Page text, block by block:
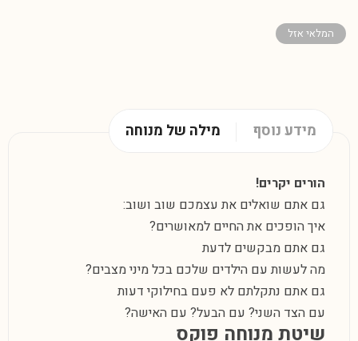
המלאי אזל
מילה של מנוחה מידע נוסף
הורים יקרים!
גם אתם שואלים את עצמכם שוב ושוב:
איך הופכים את החיים למאושרים?
גם אתם מבקשים לדעת
מה לעשות עם הילדים שלכם בכל מיני מצבים?
גם אתם נתקלתם לא פעם בחילוקי דעות
עם הצד השני? עם הבעל? עם האישה?
שיטת מנוחה פוקס